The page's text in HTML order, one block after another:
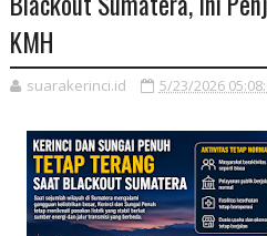
KMH
suarakerinci.id 5/23/2026